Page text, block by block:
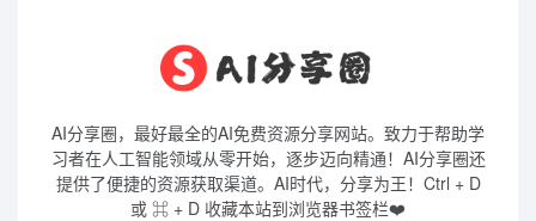
AI分享圈，最好最全的AI免费资源分享网站。致力于帮助学
习者在人工智能领域从零开始，逐步迈向精通！AI分享圈还
提供了便捷的资源获取渠道。AI时代，分享为王！Ctrl + D
或 ⌘ + D 收藏本站到浏览器书签栏❤️